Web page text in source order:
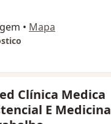
• Mapa
Clínica Medica
E Medicina